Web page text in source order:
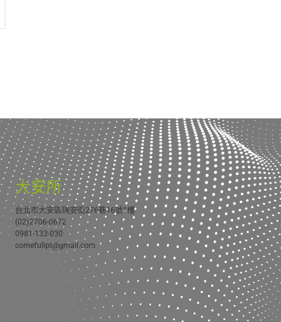
大安所
台北市大安區瑞安街276巷16號1樓
(02)2706-0672
0981-133-030
comefullpt@gmail.com